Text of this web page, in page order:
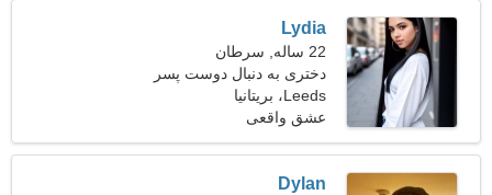
Lydia
22 ساله, سرطان
دختری به دنبال دوست پسر
26-34
Leeds، بریتانیا
عشق واقعی
Dylan